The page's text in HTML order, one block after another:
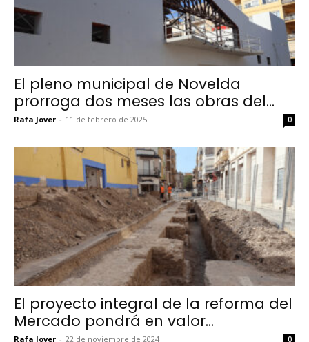
El pleno municipal de Novelda
prorroga dos meses las obras del...
Rafa Jover - 11 de febrero de 2025 0
El proyecto integral de la reforma del
Mercado pondrá en valor...
Rafa Jover - 22 de noviembre de 2024 0